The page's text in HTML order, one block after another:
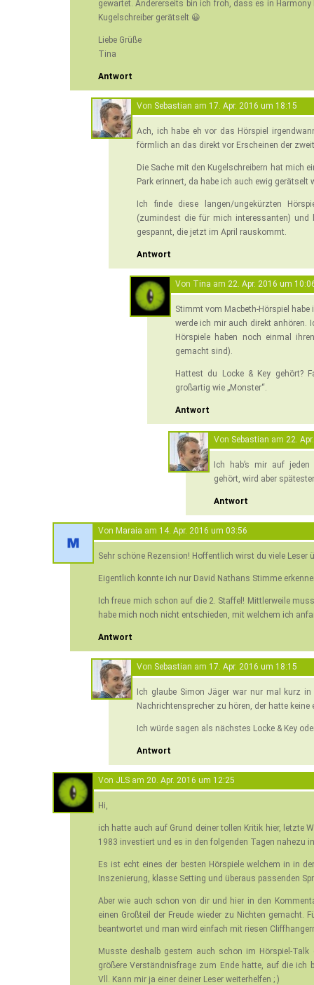
gewartet. Andererseits bin ich froh, dass es in
Kugelschreiber gerätselt 😀
Liebe Grüße
Tina
Antwort
Von Sebastian am 17. Apr. 2016 um 18:15
Ach, ich habe eh vor das Hörspiel
förmlich an das direkt vor Erscheinen der
Die Sache mit den Kugelschreibern hat mich
Park erinnert, da habe ich auch ewig gerätselt
Ich finde diese langen/ungekürzten
(zumindest die für mich interessanten) und
gespannt, die jetzt im April rauskommt.
Antwort
Von Tina am 22. Apr. 2016 um
Stimmt vom Macbeth-Hörspiel
werde ich mir auch direkt anhören.
Hörspiele haben noch einmal
gemacht sind).
Hattest du Locke & Key gehört?
großartig wie „Monster“.
Antwort
Von Sebastian am 22.
Ich hab’s mir auf
gehört, wird aber
Antwort
Von Maraia am 14. Apr. 2016 um 03:56
Sehr schöne Rezension! Hoffentlich wirst du viele Leser
Eigentlich konnte ich nur David Nathans Stimme
Ich freue mich schon auf die 2. Staffel! Mittlerweile
habe mich noch nicht entschieden, mit welchem ich
Antwort
Von Sebastian am 17. Apr. 2016 um 18:15
Ich glaube Simon Jäger war nur mal kurz
Nachrichtensprecher zu hören, der hatte keine
Ich würde sagen als nächstes Locke & Key
Antwort
Von JLS am 20. Apr. 2016 um 12:25
Hi,
ich hatte auch auf Grund deiner tollen Kritik hier, letzte
1983 investiert und es in den folgenden Tagen nahezu
Es ist echt eines der besten Hörspiele welchem in in
Inszenierung, klasse Setting und überaus passenden
Aber wie auch schon von dir und hier in den
einen Großteil der Freude wieder zu Nichten gemacht.
beantwortet und man wird einfach mit riesen
Musste deshalb gestern auch schon im Hörspiel-
größere Verständnisfrage zum Ende hatte, auf die ich
Vll. Kann mir ja einer deiner Leser weiterhelfen ; )